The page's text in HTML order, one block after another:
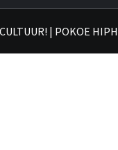
| POKOE